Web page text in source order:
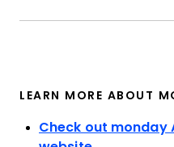
LEARN MORE ABOUT
Check out monday